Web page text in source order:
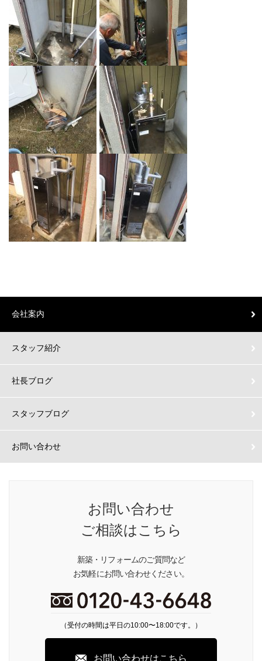
会社案内
スタッフ紹介
社長ブログ
スタッフブログ
お問い合わせ
お問い合わせ
ご相談はこちら
新築・リフォームのご質問など
お気軽にお問い合わせください。
（受付の時間は平日の10:00〜18:00です。）
お問い合わせはこちら